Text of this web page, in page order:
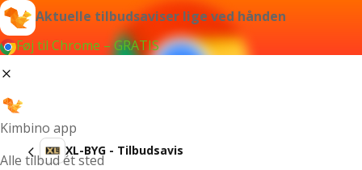
Aktuelle tilbudsaviser lige ved hånden
Føj til Chrome – GRATIS
Kimbino app
Alle tilbud ét sted
XL-BYG - Tilbudsavis